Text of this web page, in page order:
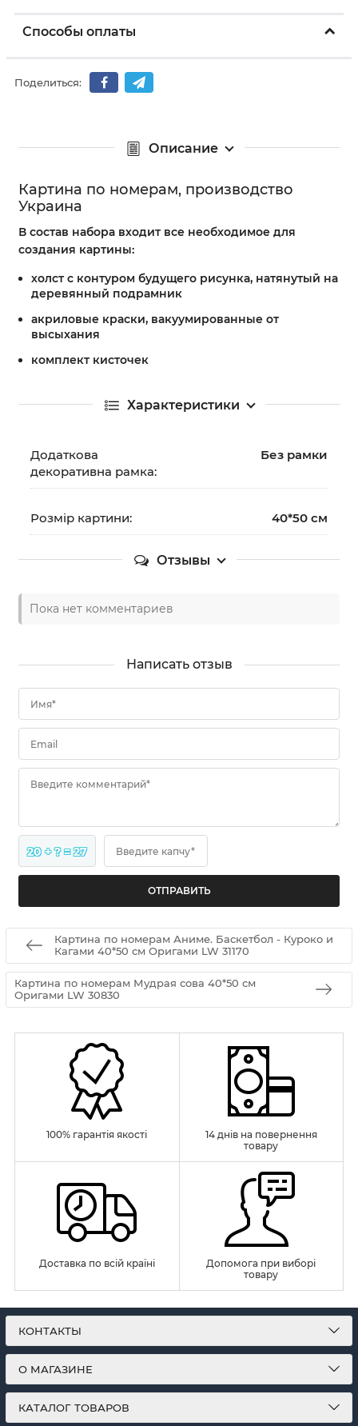
Способы оплаты
Поделиться:
Описание
Картина по номерам, производство
Украина
В состав набора входит все необходимое для
создания картины:
холст с контуром будущего рисунка, натянутый на
деревянный подрамник
акриловые краски, вакуумированные от
высыхания
комплект кисточек
Характеристики
Додаткова
декоративна рамка:
Без рамки
Розмір картини: 40*50 см
Отзывы
Пока нет комментариев
Написать отзыв
Имя*
Email
Введите комментарий*
20 + ? = 27 Введите капчу*
Картина по номерам Аниме. Баскетбол - Куроко и
Кагами 40*50 см Оригами LW 31170
Картина по номерам Мудрая сова 40*50 см
Оригами LW 30830
100% гарантія якості
14 днів на повернення
товару
Доставка по всій країні
Допомога при виборі
товару
КОНТАКТЫ
О МАГАЗИНЕ
КАТАЛОГ ТОВАРОВ